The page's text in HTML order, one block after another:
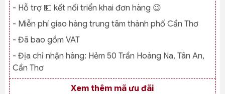
- Hỗ trợ 💵 kết nối triển khai đơn hàng 😉
- Miễn phí giao hàng trung tâm thành phố Cần Thơ
- Đã bao gồm VAT
- Địa chỉ nhận hàng: Hẻm 50 Trần Hoàng Na, Tân An,
Cần Thơ
Xem thêm mã ưu đãi